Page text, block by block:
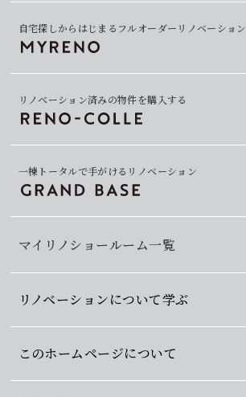
自宅探しからはじまるフルオーダーリノベーション
マイリノショールーム一覧
リノベーション済みの物件を購入する
一棟トータルで手がけるリノベーション
リノベーションについて学ぶ
このホームページについて